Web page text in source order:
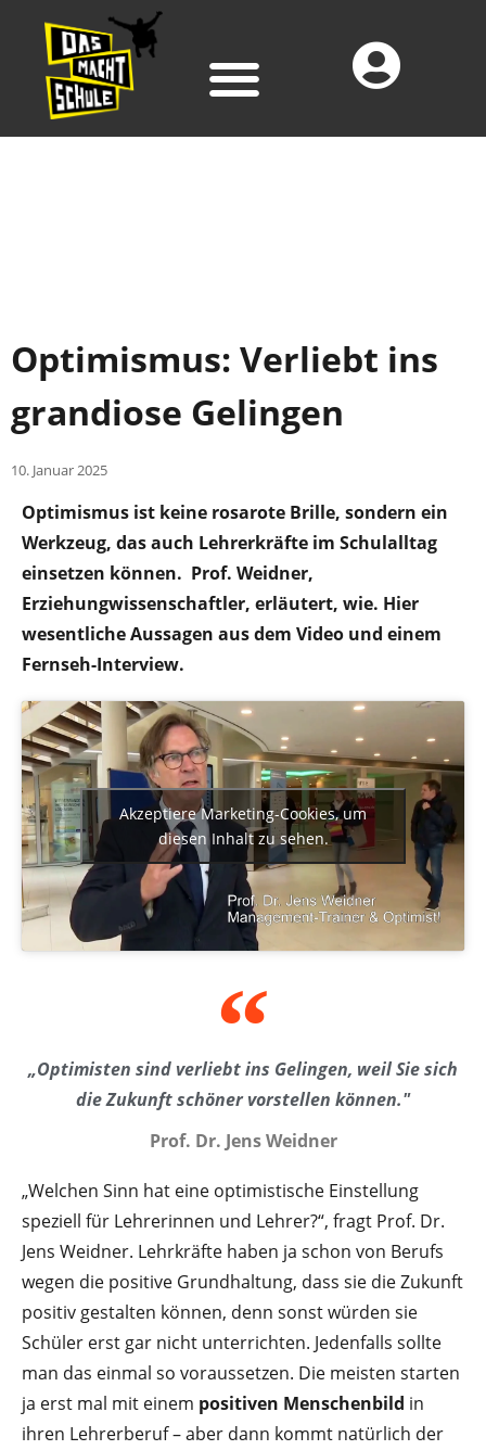
Optimismus: Verliebt ins
grandiose Gelingen
10. Januar 2025
Optimismus ist keine rosarote Brille, sondern ein
Werkzeug, das auch Lehrerkräfte im Schulalltag
einsetzen können. Prof. Weidner,
Erziehungwissenschaftler, erläutert, wie. Hier
wesentliche Aussagen aus dem Video und einem
Fernseh-Interview.
Akzeptiere Marketing-Cookies, um
diesen Inhalt zu sehen.
„Optimisten sind verliebt ins Gelingen, weil Sie sich
die Zukunft schöner vorstellen können."
Prof. Dr. Jens Weidner
„Welchen Sinn hat eine optimistische Einstellung
speziell für Lehrerinnen und Lehrer?“, fragt Prof. Dr.
Jens Weidner. Lehrkräfte haben ja schon von Berufs
wegen die positive Grundhaltung, dass sie die Zukunft
positiv gestalten können, denn sonst würden sie
Schüler erst gar nicht unterrichten. Jedenfalls sollte
man das einmal so voraussetzen. Die meisten starten
ja erst mal mit einem positiven Menschenbild in
ihren Lehrerberuf – aber dann kommt natürlich der